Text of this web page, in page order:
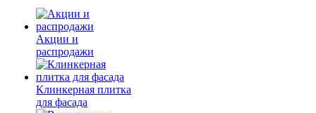
Акции и
распродажи
Клинкерная плитка
для фасада